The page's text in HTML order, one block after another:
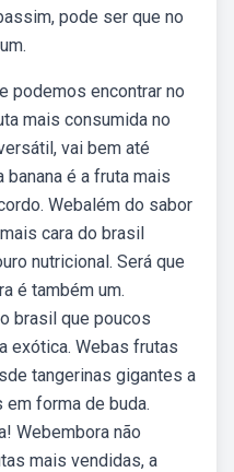
pode ser que no
podemos encontrar no
mais consumida no
vai bem até
é a fruta mais
Webalém do sabor
cara do brasil
nutricional. Será que
é também um.
brasil que poucos
exótica. Webas frutas
tangerinas gigantes a
forma de buda.
Webembora não
mais vendidas, a